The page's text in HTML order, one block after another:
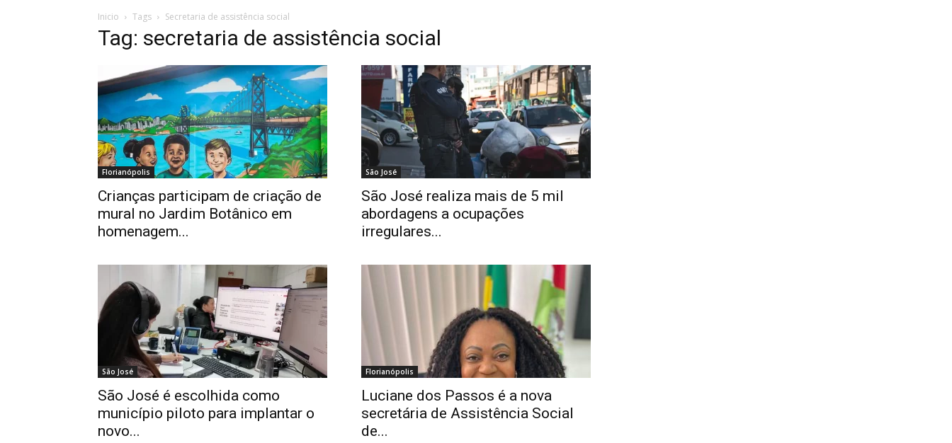
Inicio Tags Secretaria de assistência social
Tag: secretaria de assistência social
Florianópolis
Crianças participam de criação de
mural no Jardim Botânico em
homenagem...
São José
São José realiza mais de 5 mil
abordagens a ocupações
irregulares...
São José
São José é escolhida como
município piloto para implantar o
novo...
Florianópolis
Luciane dos Passos é a nova
secretária de Assistência Social
de...